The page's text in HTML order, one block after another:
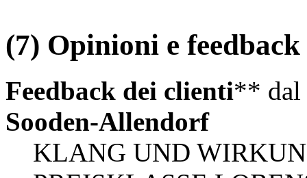
(7) Opinioni e
Feedback dei clienti** dal
Sooden-Allendorf
KLANG UND